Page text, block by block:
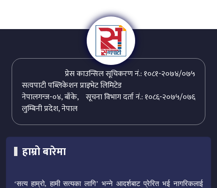
प्रेस काउन्सिल सूचिकरण नं.: १०८१-२०७४/०७५
सत्यपाटी पब्लिकेशन प्राइभेट लिमिटेड
सूचना विभाग दर्ता नं.: १०८६-२०७५/०७६
नेपालगन्ज-०४, बाँके,
लुम्बिनी प्रदेश, नेपाल
हाम्रो बारेमा
‘सत्य हाम्रो, हामी सत्यका लागि’ भन्ने आदर्शबाट प्रेरित भई नागरिकलाई